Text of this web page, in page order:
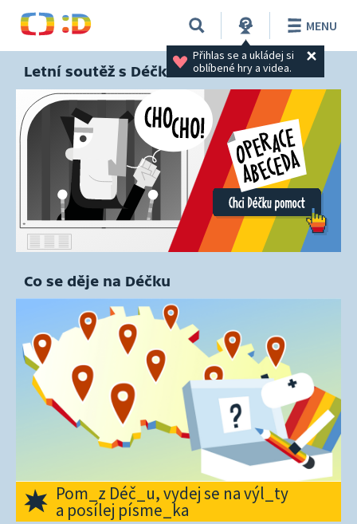
Přihlas se a ukládej si
oblíbené hry a videa.
MENU
Letní soutěž s Déčkem
Co se děje na Déčku
Pom_z Déč_u, vydej se na výl_ty
a posílej písme_ka